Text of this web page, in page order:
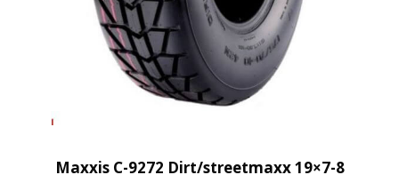
Maxxis C-9272 Dirt/streetmaxx 19×7-8